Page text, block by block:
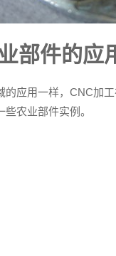
部件的应
的应用一样，CNC加
农业部件实例。